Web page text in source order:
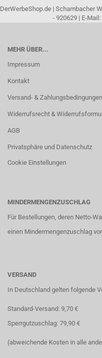
DerWerbeShop.de | Schambacher
- 920629 | E-Mail:
MEHR ÜBER...
Impressum
Kontakt
Versand- & Zahlungsbedingungen
Widerrufsrecht &
AGB
Privatsphäre und Datenschutz
Cookie Einstellungen
MINDERMENGENZUSCHLAG
Für Bestellungen, deren Netto-
einen Mindermengenzuschlag
VERSAND
In Deutschland gelten folgende
Standard-Versand: 9,70 €
Sperrgutzuschlag: 79,90 €
(abweichende Kosten in alle